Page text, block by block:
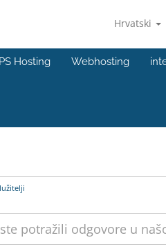
Hrvatski
Hosting Webhosting